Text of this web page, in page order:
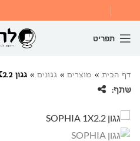
תפריט
דף הבית » מוצרים » גגונים » גגון SOPHIA 1X2.2
שתף: